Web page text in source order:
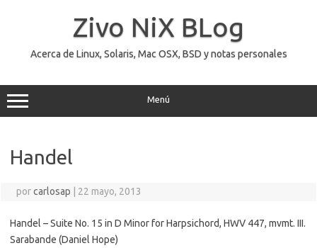
Zivo NiX BLog
Acerca de Linux, Solaris, Mac OSX, BSD y notas personales
Menú
Handel
porcarlosap 22 mayo, 2013
Handel – Suite No. 15 in D Minor for Harpsichord, HWV 447, mvmt. III.
Sarabande (Daniel Hope)